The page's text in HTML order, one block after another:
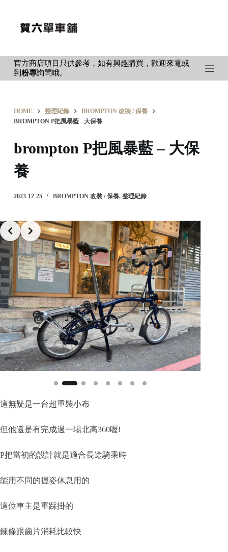
o
n
官方商店項目只供參考，如有興趣購買，歡迎來電或
到 粉專詢問哦。
HOME 整理紀錄
BROMPTON 改裝 / 保養
BROMPTON P把風暴藍 - 大保養
brompton P把風暴藍 – 大保
養
2023-12-25 BROMPTON 改裝 / 保養, 整理紀錄
Slide 2 of 8
這無疑是一台超重裝小布
但他還是有完成過一場北高360喔!
P把當初的設計就是適合長途騎乘時
能用不同的握姿休息用的
這位車主是重踩掛的
鍊條跟齒片消耗比較快